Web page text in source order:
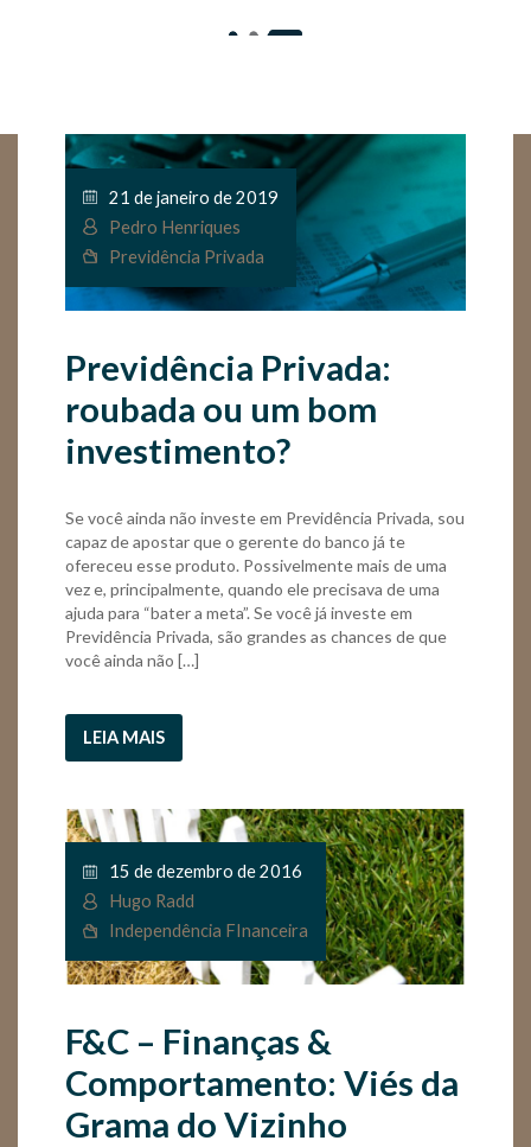
21 de janeiro de 2019
Pedro Henriques
Previdência Privada
Previdência Privada:
roubada ou um bom
investimento?
Se você ainda não investe em Previdência Privada, sou
capaz de apostar que o gerente do banco já te
ofereceu esse produto. Possivelmente mais de uma
vez e, principalmente, quando ele precisava de uma
ajuda para “bater a meta”. Se você já investe em
Previdência Privada, são grandes as chances de que
você ainda não […]
LEIA MAIS
15 de dezembro de 2016
Hugo Radd
Independência FInanceira
F&C – Finanças &
Comportamento: Viés da
Grama do Vizinho